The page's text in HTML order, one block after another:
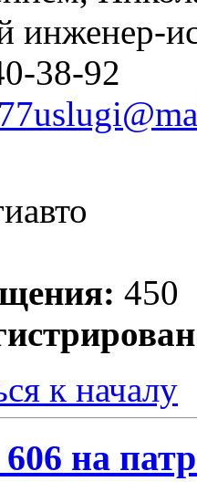
инженер-
38-92
450
к началу
на